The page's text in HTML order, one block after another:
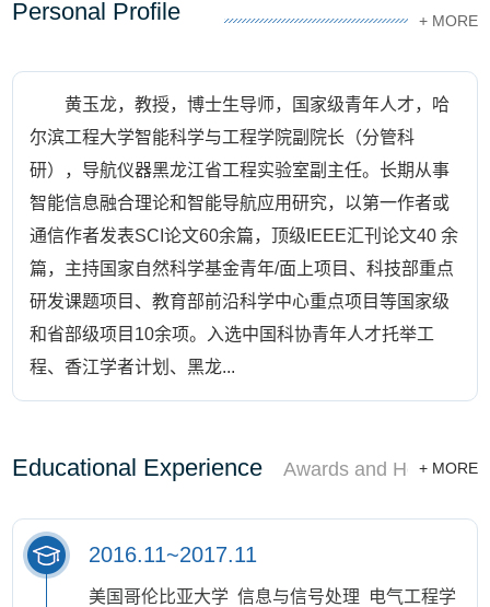
Personal Profile + MORE
黄玉龙，教授，博士生导师，国家级青年人才，哈
尔滨工程大学智能科学与工程学院副院长（分管科
研），导航仪器黑龙江省工程实验室副主任。长期从事
智能信息融合理论和智能导航应用研究，以第一作者或
通信作者发表SCI论文60余篇，顶级IEEE汇刊论文40 余
篇，主持国家自然科学基金青年/面上项目、科技部重点
研发课题项目、教育部前沿科学中心重点项目等国家级
和省部级项目10余项。入选中国科协青年人才托举工
程、香江学者计划、黑龙...
Educational Experience Awards and Honours
2016.11~2017.11
美国哥伦比亚大学 信息与信号处理 电气工程学
+ MORE